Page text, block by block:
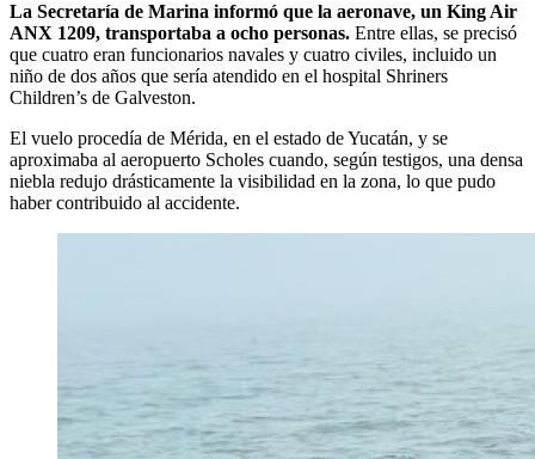
La Secretaría de Marina informó que la aeronave, un King Air
ANX 1209, transportaba a ocho personas. Entre ellas, se precisó
que cuatro eran funcionarios navales y cuatro civiles, incluido un
niño de dos años que sería atendido en el hospital Shriners
Children’s de Galveston.
El vuelo procedía de Mérida, en el estado de Yucatán, y se
aproximaba al aeropuerto Scholes cuando, según testigos, una densa
niebla redujo drásticamente la visibilidad en la zona, lo que pudo
haber contribuido al accidente.